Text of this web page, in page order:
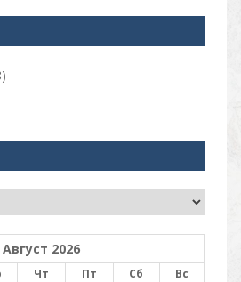
Август 2026
Чт Пт Сб
Вс